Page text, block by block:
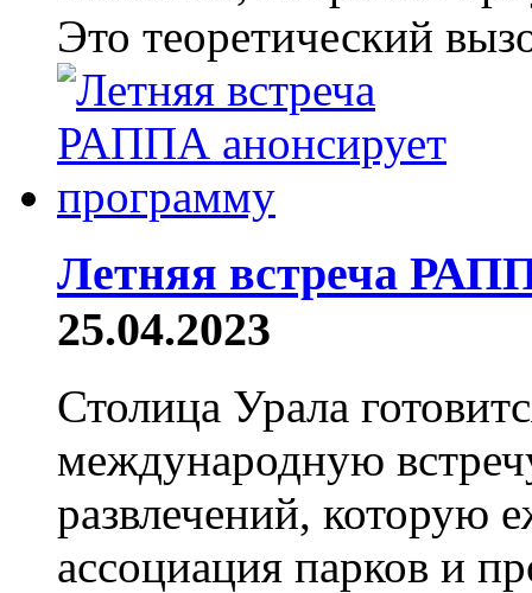
Это теоретический
Летняя встреча
25.04.2023
Столица Урала
международную
развлечений, которую
ассоциация парков и